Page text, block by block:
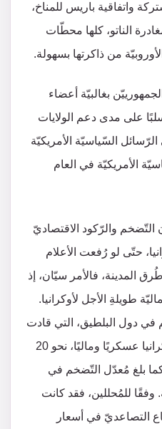
واتفاقية باريس للمناخ،
الناتو، كلها محطّات
من ذاكرتها بسهولة.
بغالبيّة أعضاء
على مدى دعم الولايات
السّياسيّة الأمريكيّة
الأمريكيّة في العام
التّضخم والرّكود الاقتصاديّ
حتّى لو رُفعت الأعلام
المدينة، فالأمر سيّان، إذ
طويلةِ الأجل لأوكرانيا.
في دول البلطيق، التي قادت
الجهود الأوروبية لمُساعدة أوكرانيا عسكريًا وماليًا، نحو 20
بلغ مُعدّل التّضخم في
16 في المئة. وفقًا للمُحللين، فقد كانت
التصاعديّ في أسعار